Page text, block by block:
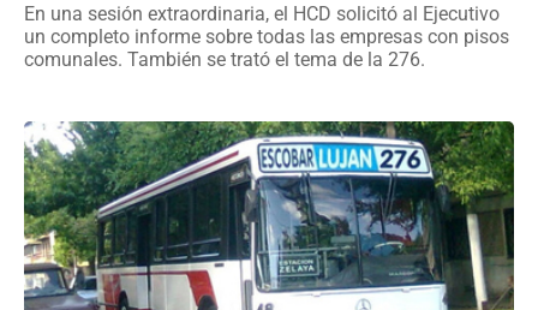
En una sesión extraordinaria, el HCD solicitó al Ejecutivo
un completo informe sobre todas las empresas con pisos
comunales. También se trató el tema de la 276.